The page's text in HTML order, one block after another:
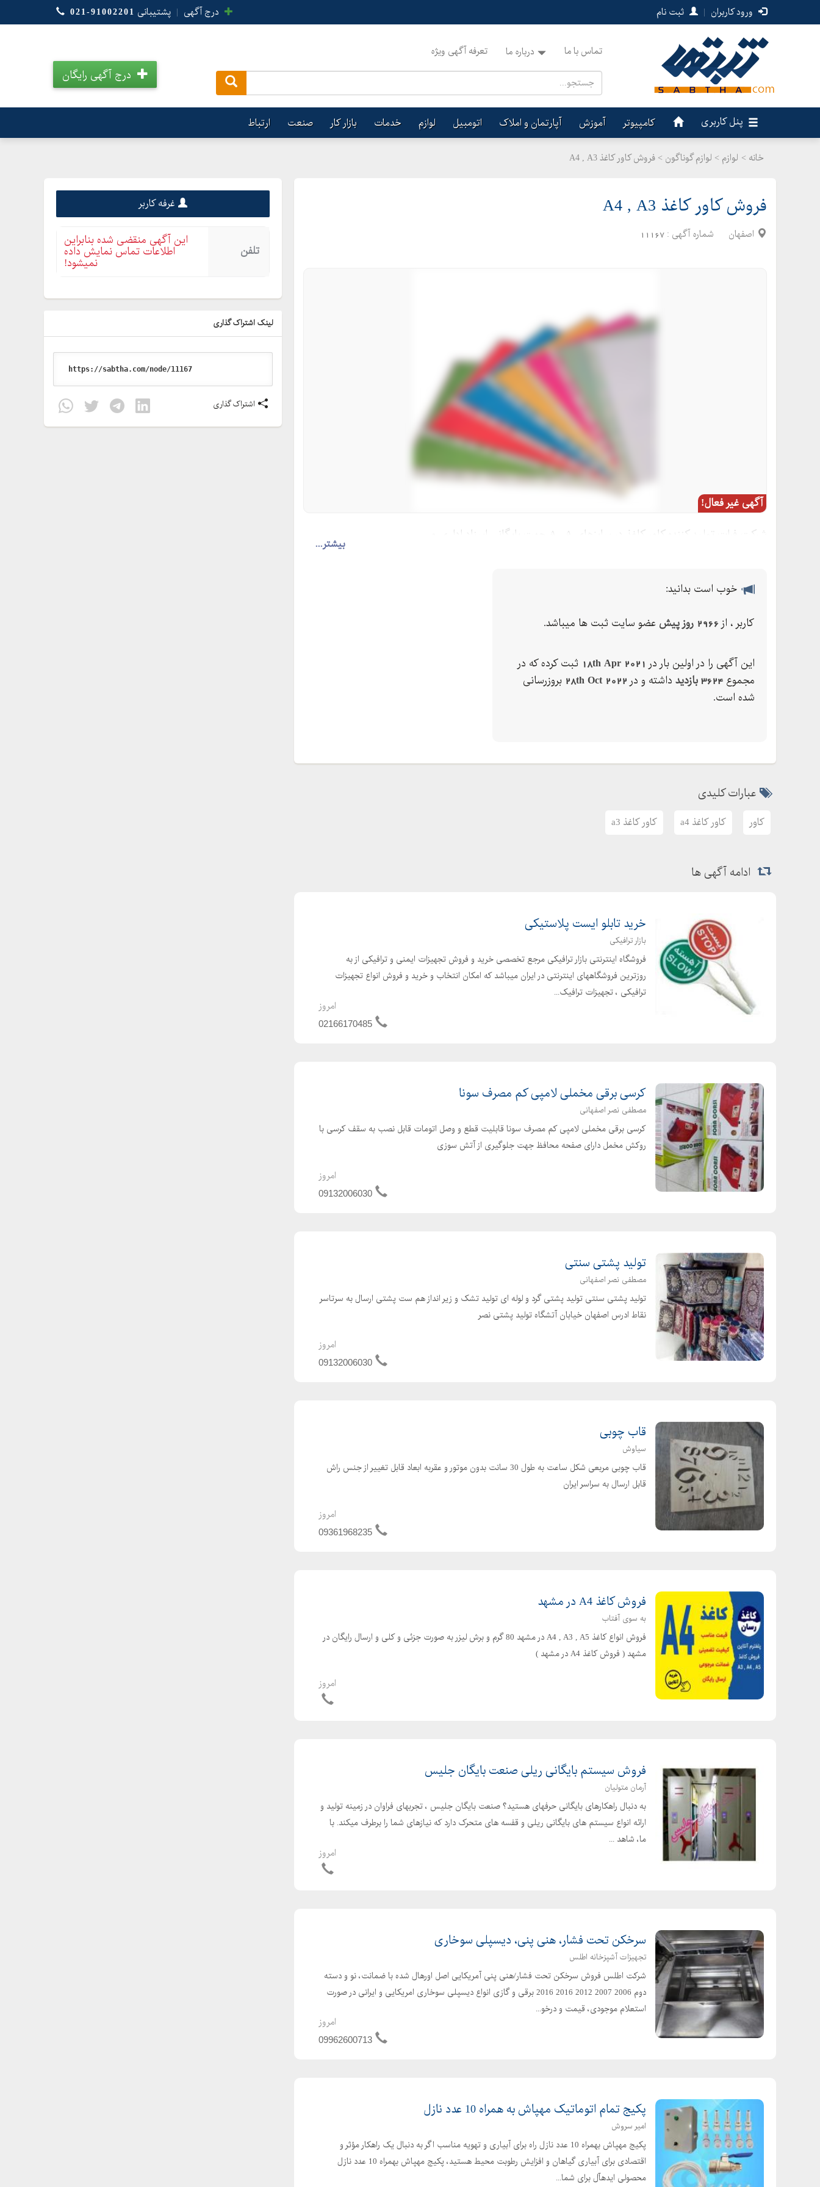
ورود کاربران | ثبت نام درج آگهی | پشتیبانی 021-91002201
تماس با ما درباره ما تعرفه آگهی ویژه
درج آگهی رایگان
پنل کاربری کامپیوتر آموزش آپارتمان و املاک اتومبیل لوازم خدمات بازار کار صنعت ارتباط
خانه > لوازم > لوازم گوناگون > فروش کاور کاغذ A4 , A3
فروش کاور کاغذ A4 , A3
اصفهان شماره آگهی : 11167
آگهی غیر فعال!
بیشتر...
شرکت فرات تولید کننده کاور کاغذ در سایزهای A , A جهت بایگانی اسناد اداری و ...
خوب است بدانید:
کاربر ، از 2966 روز پیش عضو سایت ثبت ها میباشد.
این آگهی را در اولین بار در 18th Apr 2021 ثبت کرده که در
مجموع 3624 بازدید داشته و در 28th Oct 2022 بروزرسانی
شده است.
عبارات کلیدی
کاور کاور کاغذ a4 کاور کاغذ a3
غرفه کاربر
تلفن
این آگهی منقضی شده بنابراین
اطلاعات تماس نمایش داده
نمیشود!
لینک اشتراک گذاری
اشتراک گذاری
ادامه آگهی ها
خرید تابلو ایست پلاستیکی
بازار ترافیکی
فروشگاه اینترنتی بازار ترافیکی مرجع تخصصی خرید و فروش تجهیزات ایمنی و ترافیکی از به
روزترین فروشگاههای اینترنتی در ایران میباشد که امکان انتخاب و خرید و فروش انواع تجهیزات
ترافیکی ، تجهیزات ترافیک...
امروز
02166170485
کرسی برقی مخملی لامپی کم مصرف سونا
مصطفی نصر اصفهانی
کرسی برقی مخملی لامپی کم مصرف سونا قابلیت قطع و وصل اتومات قابل نصب به سقف کرسی با
روکش مخمل دارای صفحه محافظ جهت جلوگیری از آتش سوزی
امروز
09132006030
تولید پشتی سنتی
مصطفی نصر اصفهانی
تولید پشتی سنتی تولید پشتی گرد و لوله ای تولید تشک و زیر انداز هم ست پشتی ارسال به سرتاسر
نقاط ادرس اصفهان خیابان آتشگاه تولید پشتی نصر
امروز
09132006030
قاب چوبی
سیاوش
قاب چوبی مربعی شکل ساعت به طول 30 سانت بدون موتور و عقربه ابعاد قابل تغییر از جنس راش
قابل ارسال به سراسر ایران
امروز
09361968235
فروش کاغذ A4 در مشهد
به سوی آفتاب
فروش انواع کاغذ A4 , A3 , A5 در مشهد 80 گرم و برش لیزر به صورت جزئی و کلی و ارسال رایگان در
مشهد ( فروش کاغذ A4 در مشهد )
امروز
فروش سیستم بایگانی ریلی صنعت بایگان جلیس
آرمان متولیان
به دنبال راهکارهای بایگانی حرفهای هستید؟ صنعت بایگان جلیس ، تجربهای فراوان در زمینه تولید و
ارائه انواع سیستم های بایگانی ریلی و قفسه های متحرک دارد که نیازهای شما را برطرف میکند. با
ما، شاهد ...
امروز
سرخکن تحت فشار، هنی پنی، دیسپلی سوخاری
تجهیزات آشپزخانه اطلس
شرکت اطلس فروش سرخکن تحت فشار/هنی پنی آمریکایی اصل اورهال شده با ضمانت، نو و دسته
دوم 2006 2007 2012 2016 2016 برقی و گازی انواع دیسپلی سوخاری امریکایی و ایرانی در صورت
استعلام موجودی، قیمت و درخو...
امروز
09962600713
پکیج تمام اتوماتیک مهپاش به همراه 10 عدد نازل
امیر سروش
پکیج مهپاش بهمراه 10 عدد نازل راه برای آبیاری و تهویه مناسب اگر به دنبال یک راهکار مؤثر و
اقتصادی برای آبیاری گیاهان و افزایش رطوبت محیط هستید، پکیج مهپاش بهمراه 10 عدد نازل
محصولی ایدهآل برای شما...